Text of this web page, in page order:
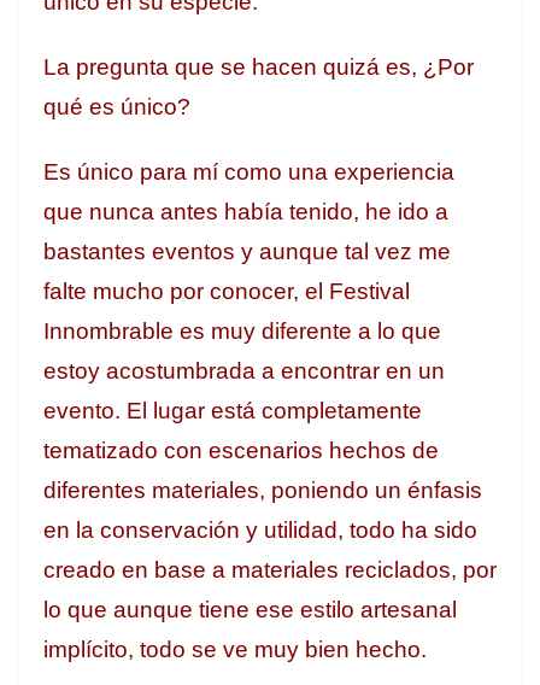
La pregunta que se hacen quizá es, ¿Por
qué es único?
Es único para mí como una experiencia
que nunca antes había tenido, he ido a
bastantes eventos y aunque tal vez me
falte mucho por conocer, el Festival
Innombrable es muy diferente a lo que
estoy acostumbrada a encontrar en un
evento. El lugar está completamente
tematizado con escenarios hechos de
diferentes materiales, poniendo un énfasis
en la conservación y utilidad, todo ha sido
creado en base a materiales reciclados, por
lo que aunque tiene ese estilo artesanal
implícito, todo se ve muy bien hecho.